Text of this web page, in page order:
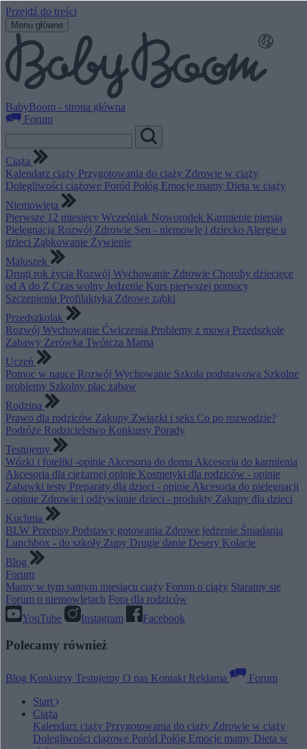
Przejdź do treści
Menu główne
BabyBoom - strona główna
Forum
Ciąża
Kalendarz ciąży Przygotowania do ciąży Zdrowie w ciąży
Dolegliwości ciążowe Poród Połóg Emocje mamy Dieta w ciąży
Niemowlęta
Pierwsze 12 miesięcy Wcześniak Noworodek Karmienie piersią
Pielęgnacja Rozwój Zdrowie Sen - niemowlę i dziecko Alergie u
dzieci Ząbkowanie Żywienie
Maluszek
Drugi rok życia Rozwój Wychowanie Zdrowie Choroby dziecięce
od A do Z Czas wolny Jedzenie Kurs pierwszej pomocy
Szczepienia Profilaktyka Zdrowe ząbki
Przedszkolak
Rozwój Wychowanie Ćwiczenia Problemy z mową Przedszkole
Zabawy Zerówka Twórcza Mama
Uczeń
Pomoc w nauce Rozwój Wychowanie Szkoła podstawowa Szkolne
problemy Szkolny plac zabaw
Rodzina
Prawo dla rodziców Zakupy Związki i seks Co po rozwodzie?
Podróże Rodzicielstwo Konkursy Porady
Testujemy
Wózki i foteliki -opinie Akcesoria do domu Akcesoria do karmienia
Akcesoria dla ciężarnej opinie Kosmetyki dla rodziców - opinie
Zabawki testy Preparaty dla dzieci - opinie Akcesoria do pielęgnacji
- opinie Zdrowie i odżywianie dzieci - produkty Zakupy dla dzieci
Kuchnia
BLW Przepisy Podstawy gotowania Zdrowe jedzenie Śniadania
Lunchbox - do szkoły Zupy Drugie danie Desery Kolacje
Blog
Forum
Mamy w tym samym miesiącu ciąży Forum o ciąży Staramy się
Forum o niemowlętach Fora dla rodziców
YouTube
Instagram Facebook
Polecamy również
Blog Konkursy Testujemy O nas Kontakt Reklama
Forum
Start
Ciąża
Kalendarz ciąży Przygotowania do ciąży Zdrowie w ciąży
Dolegliwości ciążowe Poród Połóg Emocje mamy Dieta w